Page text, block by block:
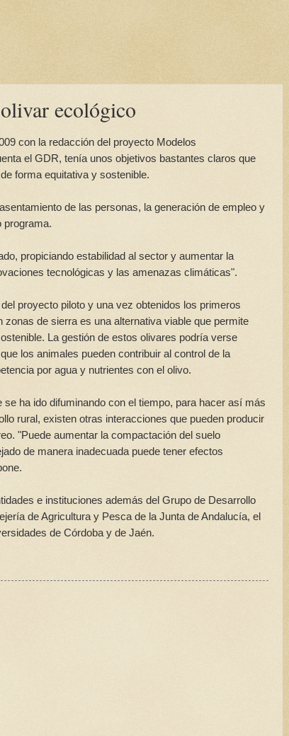
ecológico
con la redacción del proyecto Modelos
el GDR, tenía unos objetivos bastantes claros que
forma equitativa y sostenible.
de las personas, la generación de empleo y
programa.
propiciando estabilidad al sector y aumentar la
tecnológicas y las amenazas climáticas".
proyecto piloto y una vez obtenidos los primeros
de sierra es una alternativa viable que permite
La gestión de estos olivares podría verse
los animales pueden contribuir al control de la
por agua y nutrientes con el olivo.
ha ido difuminando con el tiempo, para hacer así más
rural, existen otras interacciones que pueden producir
"Puede aumentar la compactación del suelo
de manera inadecuada puede tener efectos
e instituciones además del Grupo de Desarrollo
de Agricultura y Pesca de la Junta de Andalucía, el
de Córdoba y de Jaén.